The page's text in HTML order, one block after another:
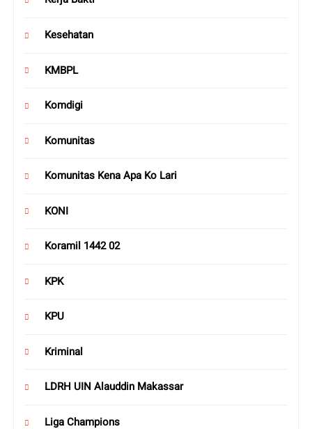
Kesehatan
KMBPL
Komdigi
Komunitas
Komunitas Kena Apa Ko Lari
KONI
Koramil 1442 02
KPK
KPU
Kriminal
LDRH UIN Alauddin Makassar
Liga Champions